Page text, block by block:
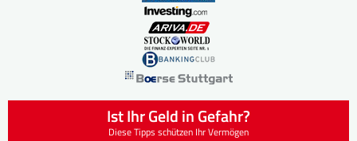
Ist Ihr Geld in Gefahr?
Diese Tipps schützen Ihr Vermögen